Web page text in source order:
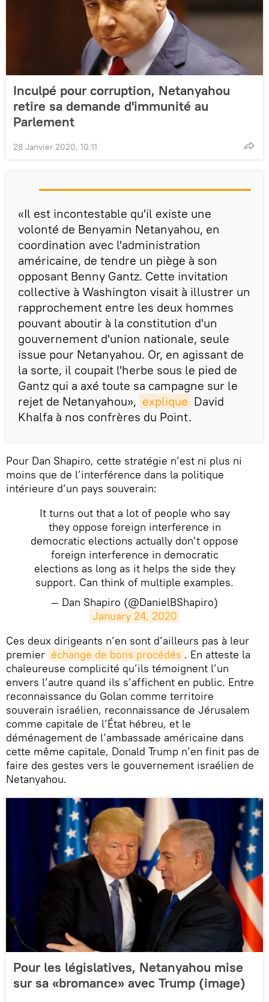
Inculpé pour corruption, Netanyahou
retire sa demande d'immunité au
Parlement
28 Janvier 2020, 10:11
«Il est incontestable qu'il existe une
volonté de Benyamin Netanyahou, en
coordination avec l'administration
américaine, de tendre un piège à son
opposant Benny Gantz. Cette invitation
collective à Washington visait à illustrer un
rapprochement entre les deux hommes
pouvant aboutir à la constitution d'un
gouvernement d'union nationale, seule
issue pour Netanyahou. Or, en agissant de
la sorte, il coupait l'herbe sous le pied de
Gantz qui a axé toute sa campagne sur le
rejet de Netanyahou», explique David
Khalfa à nos confrères du Point.
Pour Dan Shapiro, cette stratégie n’est ni plus ni
moins que de l’interférence dans la politique
intérieure d’un pays souverain:
It turns out that a lot of people who say
they oppose foreign interference in
democratic elections actually don't oppose
foreign interference in democratic
elections as long as it helps the side they
support. Can think of multiple examples.
— Dan Shapiro (@DanielBShapiro)
January 24, 2020
​Ces deux dirigeants n’en sont d’ailleurs pas à leur
premier échange de bons procédés . En atteste la
chaleureuse complicité qu’ils témoignent l’un
envers l’autre quand ils s’affichent en public. Entre
reconnaissance du Golan comme territoire
souverain israélien, reconnaissance de Jérusalem
comme capitale de l’État hébreu, et le
déménagement de l’ambassade américaine dans
cette même capitale, Donald Trump n’en finit pas de
faire des gestes vers le gouvernement israélien de
Netanyahou.
Pour les législatives, Netanyahou mise
sur sa «bromance» avec Trump (image)